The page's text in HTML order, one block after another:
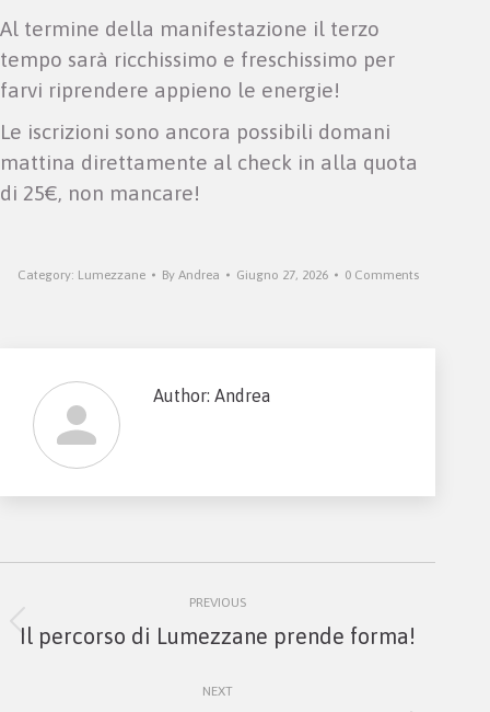
Al termine della manifestazione il terzo
tempo sarà ricchissimo e freschissimo per
farvi riprendere appieno le energie!
Le iscrizioni sono ancora possibili domani
mattina direttamente al check in alla quota
di 25€, non mancare!
Category: Lumezzane By Andrea Giugno 27, 2026 0 Comments
Author: Andrea
navigation
PREVIOUS
Previous
Il percorso di Lumezzane prende forma!
NEXT